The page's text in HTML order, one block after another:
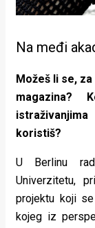
Na međi
Možeš li se,
magazina?
koristiš?
U Berlinu
Univerzitetu,
projektu koji
kojeg iz